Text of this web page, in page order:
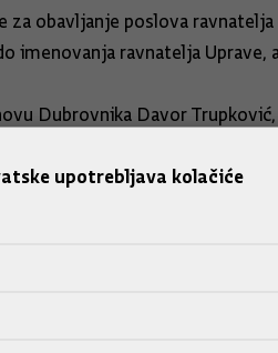
za obavljanje poslova
imenovanja ravnatelja
Dubrovnika Davor
zavoda Miroslav
za osiguranje
upotrebljava kolačiće